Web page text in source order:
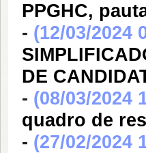
PPGHC,
- (12/03/2024
DE
- (08/03/2024
quadro de
- (27/02/2024